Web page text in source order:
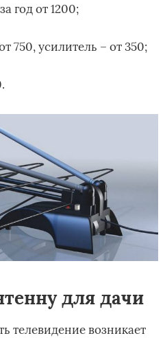
год от 1200;
750, усилитель – от 350;
для дачи
телевидение возникает